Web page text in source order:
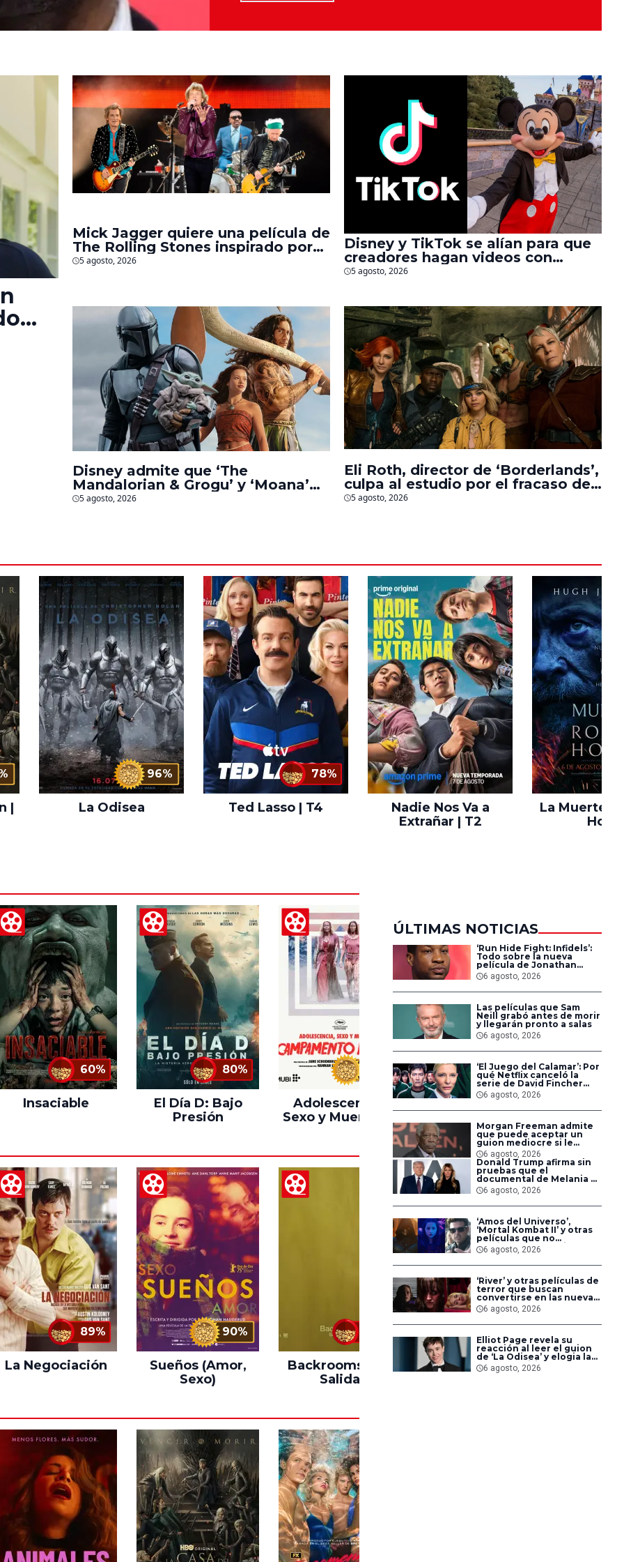
Mick Jagger quiere una película de
The Rolling Stones inspirado por
los biopics de The Beatles
5 agosto, 2026
Disney y TikTok se alían para que
creadores hagan videos con
personajes de Marvel, Pixar y ‘Star
5 agosto, 2026
Disney admite que ‘The
Mandalorian & Grogu’ y ‘Moana’
fueron decepciones en taquilla
5 agosto, 2026
Eli Roth, director de ‘Borderlands’,
culpa al estudio por el fracaso de
la película
5 agosto, 2026
|
96%
La Odisea
78%
Ted Lasso | T4
Nadie Nos Va a
Extrañar | T2
La Muerte
Hood
60%
Insaciable
80%
El Día D: Bajo
Presión
Adolescencia,
Sexo y Muerte en
90%
Pinocchio
89%
La Negociación
90%
Sueños (Amor,
Sexo)
Backrooms: Sin
Salida
Hasta el Fin del
ÚLTIMAS NOTICIAS
‘Run Hide Fight: Infidels’:
Todo sobre la nueva
película de Jonathan
Majors en la que lucha
contra islamistas
radicales
6 agosto, 2026
Las películas que Sam
Neill grabó antes de morir
y llegarán pronto a salas
6 agosto, 2026
‘El Juego del Calamar’: Por
qué Netflix canceló la
serie de David Fincher
que iba a ubicarse en
Estados Unidos
6 agosto, 2026
Morgan Freeman admite
que puede aceptar un
guion mediocre si le
pagan lo suficiente
6 agosto, 2026
Donald Trump afirma sin
pruebas que el
documental de Melania es
‘la película número uno
del año’
6 agosto, 2026
‘Amos del Universo’,
‘Mortal Kombat II’ y otras
películas que no
dominaron la taquilla
pero triunfaron en
streaming
6 agosto, 2026
‘River’ y otras películas de
terror que buscan
convertirse en las nuevas
‘Obsession’ y ‘Backrooms’
6 agosto, 2026
Elliot Page revela su
reacción al leer el guion
de ‘La Odisea’ y elogia la
forma de dirigir de
Christopher Nolan
6 agosto, 2026